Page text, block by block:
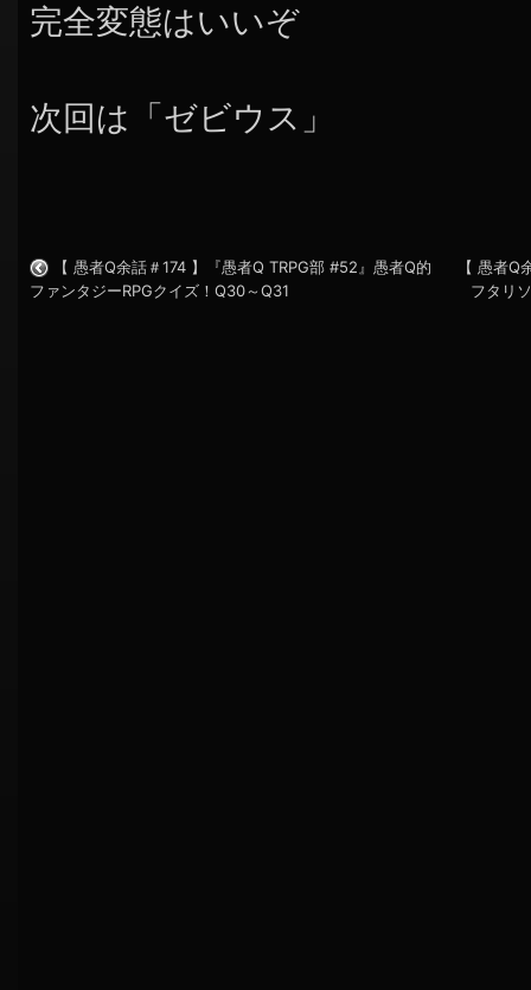
完全変態はいいぞ
次回は「ゼビウス」
【 愚者Q余話＃174 】『愚者Q TRPG部 #52』愚者Q的
ファンタジーRPGクイズ！Q30～Q31
【 愚者
フタリ